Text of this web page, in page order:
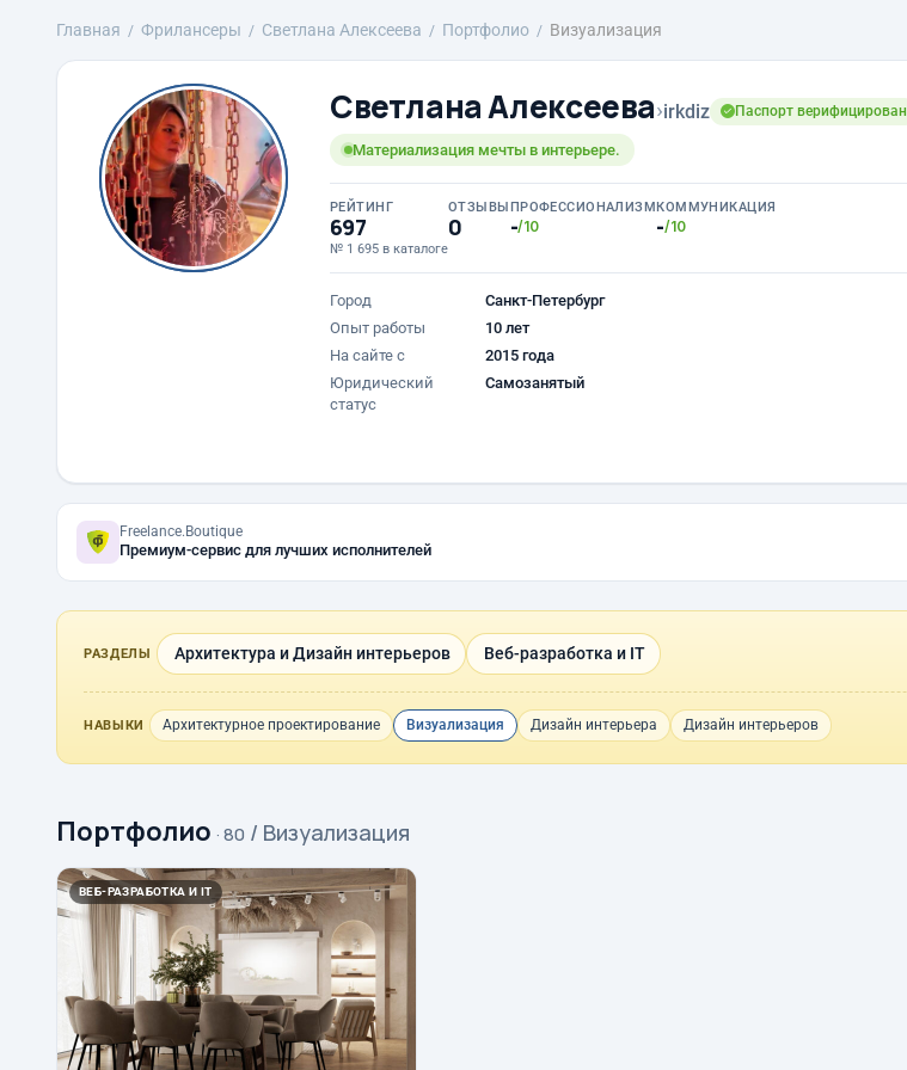
Главная Фрилансеры Светлана Алексеева Портфолио Визуализация
Светлана Алексеева›irkdiz Паспорт верифицирован
Материализация мечты в интерьере.
РЕЙТИНГ
697
№ 1 695 в каталоге
ОТЗЫВЫ
0
ПРОФЕССИОНАЛИЗМ
-/10
КОММУНИКАЦИЯ
-/10
Город
Санкт-Петербург
Опыт работы
10 лет
На сайте с
2015 года
Юридический
статус
Самозанятый
Freelance.Boutique
Премиум-сервис для лучших исполнителей
РАЗДЕЛЫ Архитектура и Дизайн интерьеров Веб-разработка и IT
НАВЫКИ Архитектурное проектирование Визуализация Дизайн интерьера Дизайн интерьеров
Портфолио · 80 / Визуализация
ВЕБ-РАЗРАБОТКА И IT